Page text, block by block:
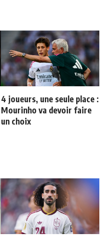
4 joueurs, une seule place :
Mourinho va devoir faire
un choix